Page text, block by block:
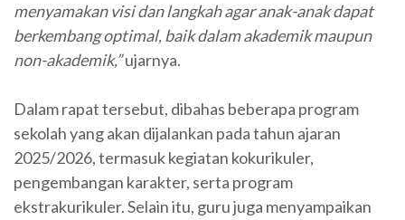
menyamakan visi dan langkah agar anak-anak dapat
berkembang optimal, baik dalam akademik maupun
non-akademik,”ujarnya.
Dalam rapat tersebut, dibahas beberapa program
sekolah yang akan dijalankan pada tahun ajaran
2025/2026, termasuk kegiatan kokurikuler,
pengembangan karakter, serta program
ekstrakurikuler. Selain itu, guru juga menyampaikan